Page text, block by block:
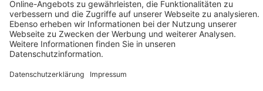
Datenschutz
Code Of Conduct
AGB Für Leistungen Im Risiko- Und
Chancenmanagement
AGB Für Data And Marketing Solutions